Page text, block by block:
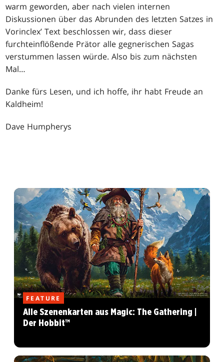
warm geworden, aber nach vielen internen
Diskussionen über das Abrunden des letzten Satzes in
Vorinclex’ Text beschlossen wir, dass dieser
furchteinflößende Prätor alle gegnerischen Sagas
verstummen lassen würde. Also bis zum nächsten
Mal…
Danke fürs Lesen, und ich hoffe, ihr habt Freude an
Kaldheim!
Dave Humpherys
FEATURE
Alle Szenenkarten aus Magic: The Gathering |
Der Hobbit™